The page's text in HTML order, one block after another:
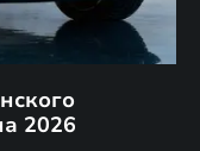
2026